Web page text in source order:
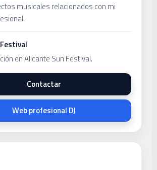
musicales relacionados con mi
en Alicante Sun Festival.
Contactar
Web profesional DJ